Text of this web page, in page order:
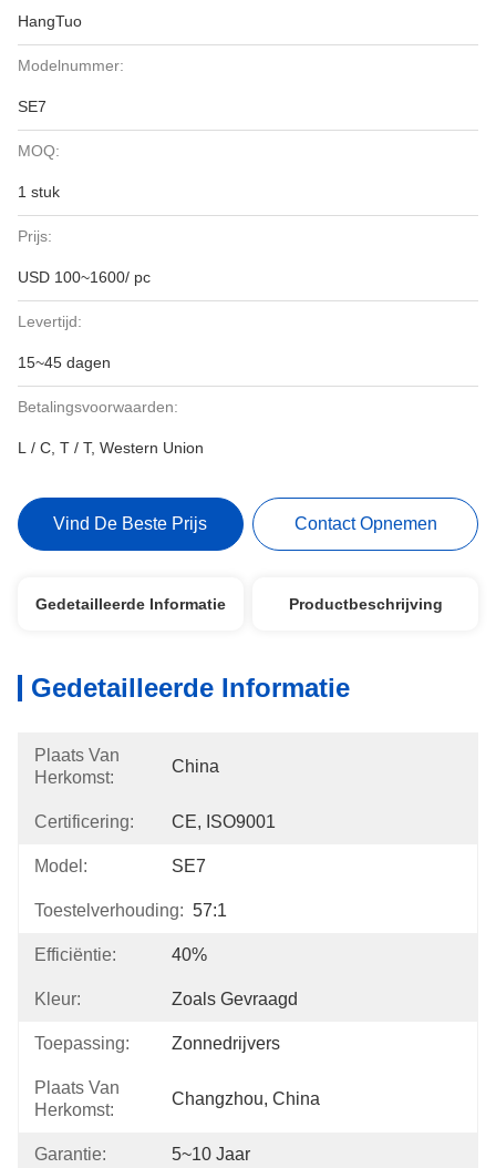
HangTuo
Modelnummer:
SE7
MOQ:
1 stuk
Prijs:
USD 100~1600/ pc
Levertijd:
15~45 dagen
Betalingsvoorwaarden:
L / C, T / T, Western Union
Vind De Beste Prijs Contact Opnemen
Gedetailleerde Informatie Productbeschrijving
Gedetailleerde Informatie
Plaats Van
Herkomst:
China
Certificering: CE, ISO9001
Model: SE7
Toestelverhouding: 57:1
Efficiëntie: 40%
Kleur: Zoals Gevraagd
Toepassing: Zonnedrijvers
Plaats Van
Herkomst:
Changzhou, China
Garantie: 5~10 Jaar